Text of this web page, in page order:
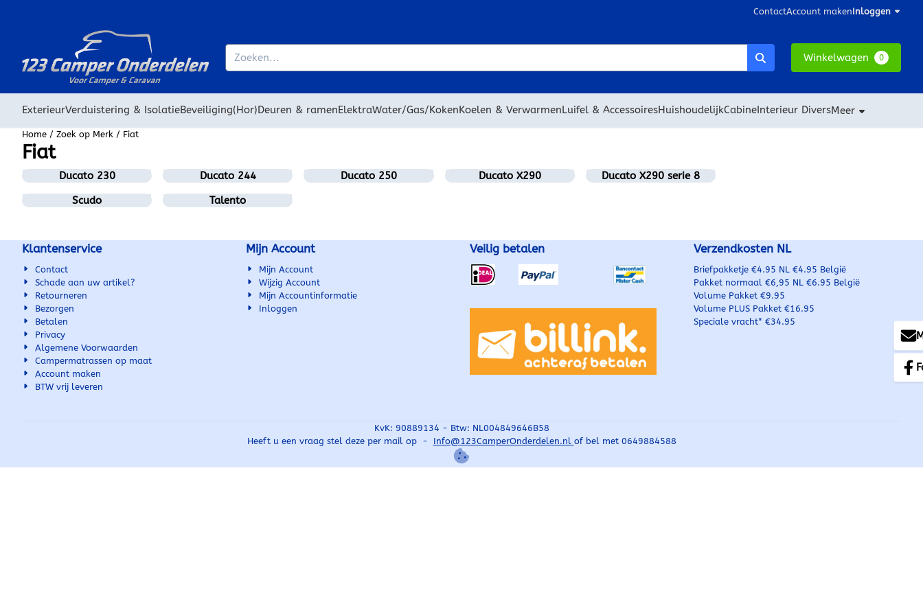
ContactAccount makenInloggen
Zoeken
Winkelwagen 0
ExterieurVerduistering & IsolatieBeveiliging(Hor)Deuren & ramenElektraWater/Gas/KokenKoelen & VerwarmenLuifel & AccessoiresHuishoudelijkCabine Interieur DiversMeer
Home / Zoek op Merk / Fiat
Fiat
Ducato 230 Ducato 244 Ducato 250 Ducato X290
Ducato X290 serie 8
Scudo
Talento
Klantenservice
Contact
Schade aan uw artikel?
Retourneren
Bezorgen
Betalen
Privacy
Algemene Voorwaarden
Campermatrassen op maat
Account maken
BTW vrij leveren
Mijn Account
Mijn Account
Wijzig Account
Mijn Accountinformatie
Inloggen
Veilig betalen Verzendkosten NL
Briefpakketje €4.95 NL €4.95 België
Pakket normaal €6,95 NL €6.95 België
Volume Pakket €9.95
Volume PLUS Pakket €16.95
Speciale vracht* €34.95
KvK: 90889134 - Btw: NL004849646B58
Heeft u een vraag stel deze per mail op - Info@123CamperOnderdelen.nl of bel met 0649884588